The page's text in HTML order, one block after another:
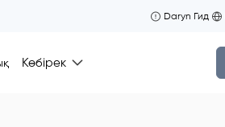
Daryn Гид
Көбірек